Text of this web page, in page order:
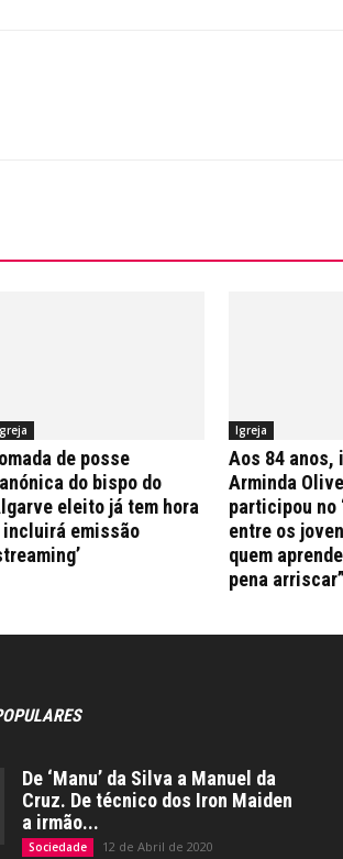
de posse
do bispo do
eleito já tem hora
incluirá emissão
Igreja
Aos 84 anos,
Arminda
participou no
entre os
quem
pena arriscar”
De ‘Manu’ da Silva a Manuel da
Cruz. De técnico dos Iron Maiden
a irmão...
Sociedade 12 de Abril de 2020